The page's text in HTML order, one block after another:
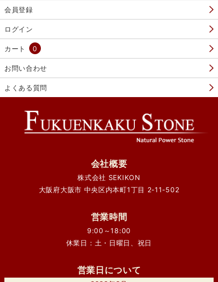
会員登録
ログイン
カート 0
お問い合わせ
よくある質問
会社概要
株式会社 SEKIKON
大阪府大阪市 中央区内本町1丁目 2-11-502
営業時間
9:00～18:00
休業日：土・日曜日、祝日
営業日について